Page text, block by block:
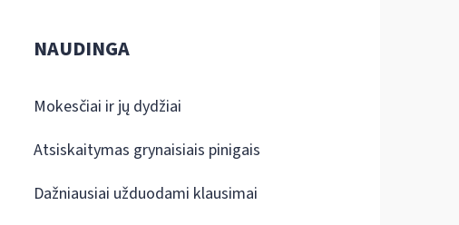
NAUDINGA
Mokesčiai ir jų dydžiai
Atsiskaitymas grynaisiais pinigais
Dažniausiai užduodami klausimai